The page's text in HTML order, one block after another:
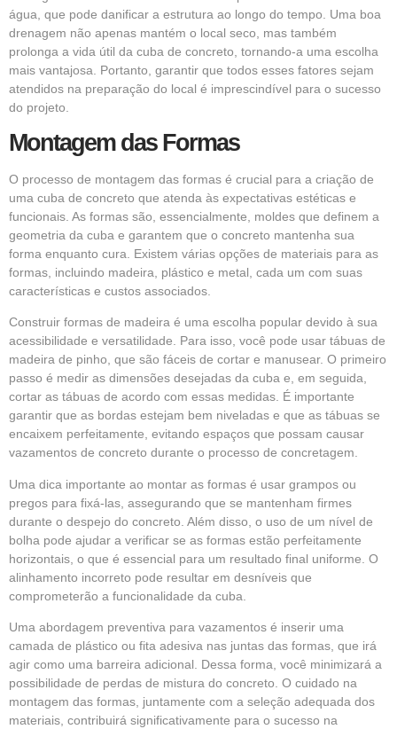
água, que pode danificar a estrutura ao longo do tempo. Uma boa
drenagem não apenas mantém o local seco, mas também
prolonga a vida útil da cuba de concreto, tornando-a uma escolha
mais vantajosa. Portanto, garantir que todos esses fatores sejam
atendidos na preparação do local é imprescindível para o sucesso
do projeto.
Montagem das Formas
O processo de montagem das formas é crucial para a criação de
uma cuba de concreto que atenda às expectativas estéticas e
funcionais. As formas são, essencialmente, moldes que definem a
geometria da cuba e garantem que o concreto mantenha sua
forma enquanto cura. Existem várias opções de materiais para as
formas, incluindo madeira, plástico e metal, cada um com suas
características e custos associados.
Construir formas de madeira é uma escolha popular devido à sua
acessibilidade e versatilidade. Para isso, você pode usar tábuas de
madeira de pinho, que são fáceis de cortar e manusear. O primeiro
passo é medir as dimensões desejadas da cuba e, em seguida,
cortar as tábuas de acordo com essas medidas. É importante
garantir que as bordas estejam bem niveladas e que as tábuas se
encaixem perfeitamente, evitando espaços que possam causar
vazamentos de concreto durante o processo de concretagem.
Uma dica importante ao montar as formas é usar grampos ou
pregos para fixá-las, assegurando que se mantenham firmes
durante o despejo do concreto. Além disso, o uso de um nível de
bolha pode ajudar a verificar se as formas estão perfeitamente
horizontais, o que é essencial para um resultado final uniforme. O
alinhamento incorreto pode resultar em desníveis que
comprometerão a funcionalidade da cuba.
Uma abordagem preventiva para vazamentos é inserir uma
camada de plástico ou fita adesiva nas juntas das formas, que irá
agir como uma barreira adicional. Dessa forma, você minimizará a
possibilidade de perdas de mistura do concreto. O cuidado na
montagem das formas, juntamente com a seleção adequada dos
materiais, contribuirá significativamente para o sucesso na